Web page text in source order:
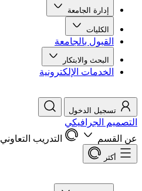
إدارة الجامعة
الكليات
القبول بالجامعة
البحث والابتكار
الخدمات الإلكترونية
تسجيل الدخول
التصميم الجرافيكي
عن القسم
التدريب التعاوني
أكثر